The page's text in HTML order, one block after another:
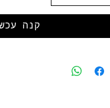
קנה